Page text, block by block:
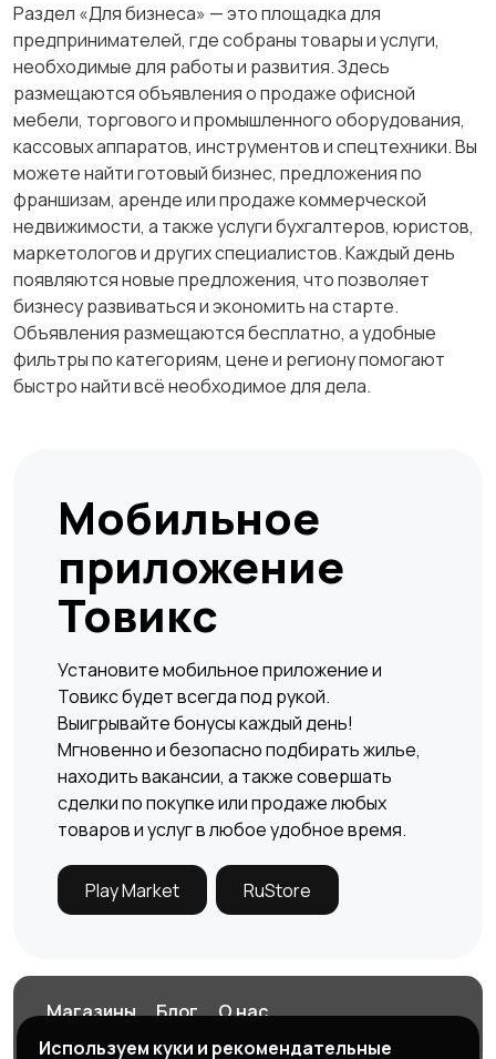
Раздел «Для бизнеса» — это площадка для
предпринимателей, где собраны товары и услуги,
необходимые для работы и развития. Здесь
размещаются объявления о продаже офисной
мебели, торгового и промышленного оборудования,
кассовых аппаратов, инструментов и спецтехники. Вы
можете найти готовый бизнес, предложения по
франшизам, аренде или продаже коммерческой
недвижимости, а также услуги бухгалтеров, юристов,
маркетологов и других специалистов. Каждый день
появляются новые предложения, что позволяет
бизнесу развиваться и экономить на старте.
Объявления размещаются бесплатно, а удобные
фильтры по категориям, цене и региону помогают
быстро найти всё необходимое для дела.
Мобильное
приложение
Товикс
Установите мобильное приложение и
Товикс будет всегда под рукой.
Выигрывайте бонусы каждый день!
Мгновенно и безопасно подбирать жилье,
находить вакансии, а также совершать
сделки по покупке или продаже любых
товаров и услуг в любое удобное время.
Play Market RuStore
Магазины Блог
О нас
Служба поддержки
Используем куки и рекомендательные
Заберите ваш бонус!